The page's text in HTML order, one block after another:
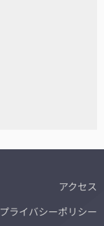
アクセス
プライバシーポリシー